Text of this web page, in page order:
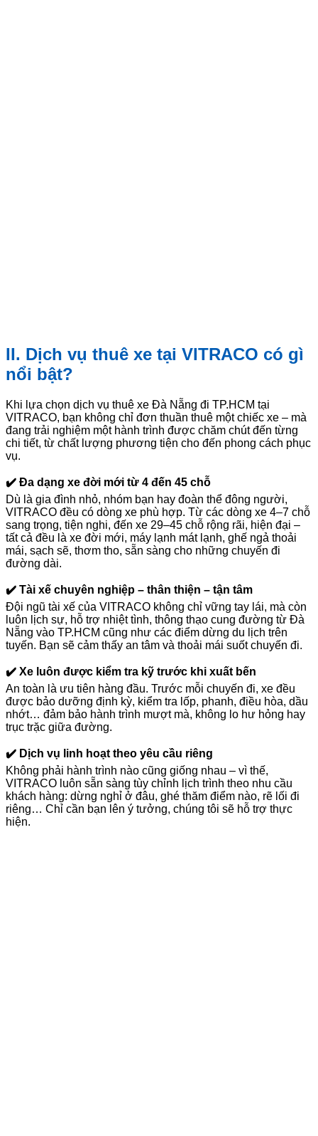
II. Dịch vụ thuê xe tại VITRACO có gì
nổi bật?
Khi lựa chọn dịch vụ thuê xe Đà Nẵng đi TP.HCM tại
VITRACO, bạn không chỉ đơn thuần thuê một chiếc xe – mà
đang trải nghiệm một hành trình được chăm chút đến từng
chi tiết, từ chất lượng phương tiện cho đến phong cách phục
vụ.
✔️ Đa dạng xe đời mới từ 4 đến 45 chỗ
Dù là gia đình nhỏ, nhóm bạn hay đoàn thể đông người,
VITRACO đều có dòng xe phù hợp. Từ các dòng xe 4–7 chỗ
sang trọng, tiện nghi, đến xe 29–45 chỗ rộng rãi, hiện đại –
tất cả đều là xe đời mới, máy lạnh mát lạnh, ghế ngả thoải
mái, sạch sẽ, thơm tho, sẵn sàng cho những chuyến đi
đường dài.
✔️ Tài xế chuyên nghiệp – thân thiện – tận tâm
Đội ngũ tài xế của VITRACO không chỉ vững tay lái, mà còn
luôn lịch sự, hỗ trợ nhiệt tình, thông thạo cung đường từ Đà
Nẵng vào TP.HCM cũng như các điểm dừng du lịch trên
tuyến. Bạn sẽ cảm thấy an tâm và thoải mái suốt chuyến đi.
✔️ Xe luôn được kiểm tra kỹ trước khi xuất bến
An toàn là ưu tiên hàng đầu. Trước mỗi chuyến đi, xe đều
được bảo dưỡng định kỳ, kiểm tra lốp, phanh, điều hòa, dầu
nhớt… đảm bảo hành trình mượt mà, không lo hư hỏng hay
trục trặc giữa đường.
✔️ Dịch vụ linh hoạt theo yêu cầu riêng
Không phải hành trình nào cũng giống nhau – vì thế,
VITRACO luôn sẵn sàng tùy chỉnh lịch trình theo nhu cầu
khách hàng: dừng nghỉ ở đâu, ghé thăm điểm nào, rẽ lối đi
riêng… Chỉ cần bạn lên ý tưởng, chúng tôi sẽ hỗ trợ thực
hiện.